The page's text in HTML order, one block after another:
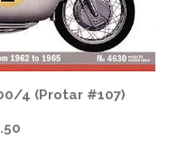
4 (Protar #107)